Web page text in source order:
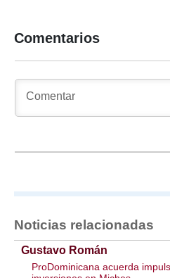
Comentarios
Noticias relacionadas
Gustavo Román
ProDominicana acuerda